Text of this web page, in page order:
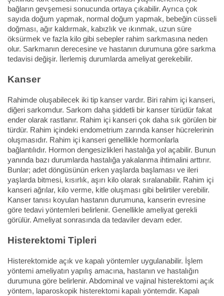
bağların gevşemesi sonucunda ortaya çıkabilir. Ayrıca çok
sayıda doğum yapmak, normal doğum yapmak, bebeğin cüsseli
doğması, ağır kaldırmak, kabızlık ve ıkınmak, uzun süre
öksürmek ve fazla kilo gibi sebepler rahim sarkmasına neden
olur. Sarkmanın derecesine ve hastanın durumuna göre sarkma
tedavisi değişir. İlerlemiş durumlarda ameliyat gerekebilir.
Kanser
Rahimde oluşabilecek iki tip kanser vardır. Biri rahim içi kanseri,
diğeri sarkomdur. Sarkom daha şiddetli bir kanser türüdür fakat
ender olarak rastlanır. Rahim içi kanseri çok daha sık görülen bir
türdür. Rahim içindeki endometrium zarında kanser hücrelerinin
oluşmasıdır. Rahim içi kanseri genellikle hormonlarla
bağlantılıdır. Hormon dengesizlikleri hastalığa yol açabilir. Bunun
yanında bazı durumlarda hastalığa yakalanma ihtimalini arttırır.
Bunlar; adet döngüsünün erken yaşlarda başlaması ve ileri
yaşlarda bitmesi, kısırlık, aşırı kilo olarak sıralanabilir. Rahim içi
kanseri ağrılar, kilo verme, kitle oluşması gibi belirtiler verebilir.
Kanser tanısı koyulan hastanın durumuna, kanserin evresine
göre tedavi yöntemleri belirlenir. Genellikle ameliyat gerekli
görülür. Ameliyat sonrasında da tedaviler devam eder.
Histerektomi Tipleri
Histerektomide açık ve kapalı yöntemler uygulanabilir. İşlem
yöntemi ameliyatın yapılış amacına, hastanın ve hastalığın
durumuna göre belirlenir. Abdominal ve vajinal histerektomi açık
yöntem, laparoskopik histerektomi kapalı yöntemdir. Kapalı